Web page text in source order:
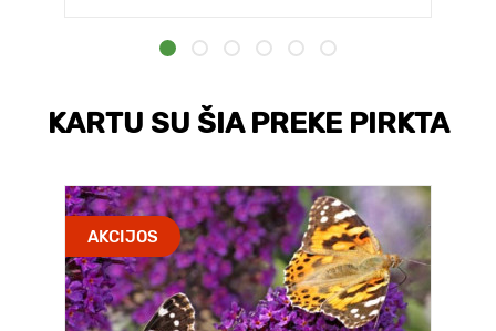
KARTU SU ŠIA PREKE PIRKTA
AKCIJOS